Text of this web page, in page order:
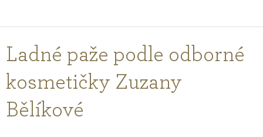
Ladné paže podle odborné
kosmetičky Zuzany
Bělíkové